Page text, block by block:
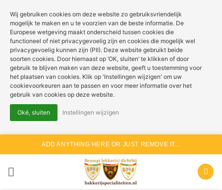
naar
ADD ANYTHING HERE OR JUST REMOVE IT...
Wij gebruiken cookies om deze website zo gebruiksvriendelijk
mogelijk te maken en u te voorzien van de beste informatie. De
Europese wetgeving maakt onderscheid tussen cookies die
functioneel of niet privacygevoelig zijn en cookies die mogelijk wel
privacygevoelig kunnen zijn (PII). Deze website gebruikt beide
soorten cookies. Door hiernaast op ‘OK, sluiten’ te klikken of door
gebruik te blijven maken van deze website, geeft u toestemming voor
het plaatsen van cookies. Klik op 'Instellingen wijzigen' om uw
cookievoorkeuren aan te passen en voor meer informatie over het
gebruik van cookies op deze website.
Oké, sluiten Instellingen wijzigen